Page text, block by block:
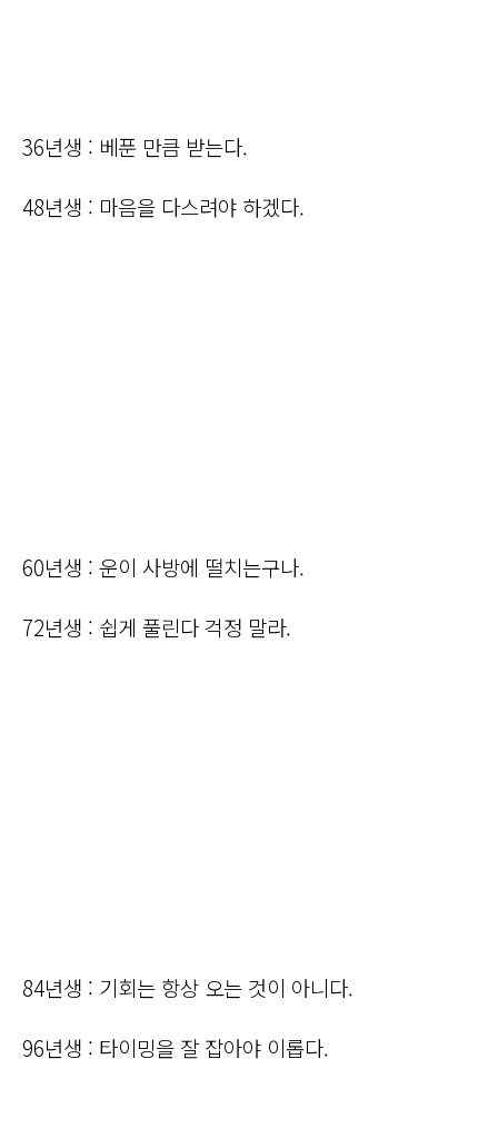
36년생 : 베푼 만큼 받는다.
48년생 : 마음을 다스려야 하겠다.
60년생 : 운이 사방에 떨치는구나.
72년생 : 쉽게 풀린다 걱정 말라.
84년생 : 기회는 항상 오는 것이 아니다.
96년생 : 타이밍을 잘 잡아야 이롭다.